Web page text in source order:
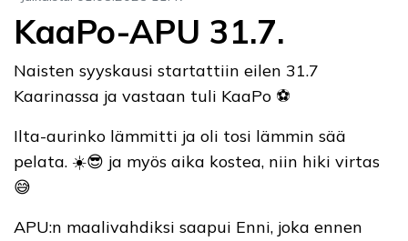
KaaPo-APU 31.7.
Naisten syyskausi startattiin eilen 31.7
Kaarinassa ja vastaan tuli KaaPo ⚽️
Ilta-aurinko lämmitti ja oli tosi lämmin sää
pelata. ☀️😎 ja myös aika kostea, niin hiki virtas
😅
APU:n maalivahdiksi saapui Enni, joka ennen